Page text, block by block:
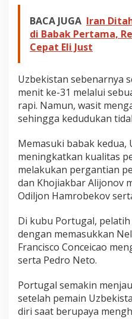
BACA JUGA Iran
di Babak Pertama,
Cepat Eli Just
Uzbekistan sebenarnya
menit ke-31 melalui
rapi. Namun, wasit
sehingga kedudukan
Memasuki babak kedua,
meningkatkan kualitas
melakukan pergantian
dan Khojiakbar Alijonov
Odiljon Hamrobekov
Di kubu Portugal,
dengan memasukkan
Francisco Conceicao
serta Pedro Neto.
Portugal semakin
setelah pemain
diri saat berupaya